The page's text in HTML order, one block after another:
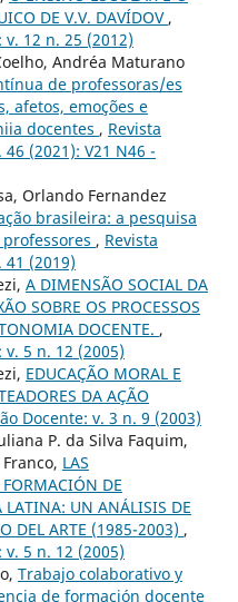
DE V.V. DAVÍDOV ,
12 n. 25 (2012)
Andréa Maturano
de professoras/es
afetos, emoções e
docentes , Revista
(2021): V21 N46 -
Orlando Fernandez
brasileira: a pesquisa
, Revista
41 (2019)
A DIMENSÃO SOCIAL DA
SOBRE OS PROCESSOS
DOCENTE. ,
v. 5 n. 12 (2005)
EDUCAÇÃO MORAL E
DA AÇÃO
Docente: v. 3 n. 9 (2003)
P. da Silva Faquim,
LAS
DE
LATINA: UN ANÁLISIS DE
DEL ARTE (1985-2003) ,
v. 5 n. 12 (2005)
Trabajo colaborativo y
de formación docente